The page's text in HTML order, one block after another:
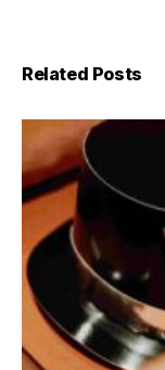
Related Posts